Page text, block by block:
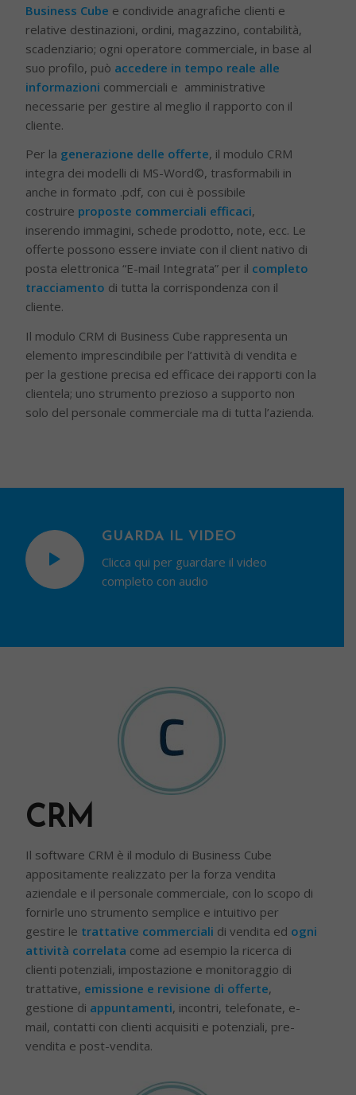
Business Cube e condivide anagrafiche clienti e
relative destinazioni, ordini, magazzino, contabilità,
scadenziario; ogni operatore commerciale, in base al
suo profilo, può accedere in tempo reale alle
informazioni commerciali e amministrative
necessarie per gestire al meglio il rapporto con il
cliente.
Per la generazione delle offerte, il modulo CRM
integra dei modelli di MS-Word©, trasformabili in
anche in formato .pdf, con cui è possibile
costruire proposte commerciali efficaci,
inserendo immagini, schede prodotto, note, ecc. Le
offerte possono essere inviate con il client nativo di
posta elettronica “E-mail Integrata” per il completo
tracciamento di tutta la corrispondenza con il
cliente.
Il modulo CRM di Business Cube rappresenta un
elemento imprescindibile per l’attività di vendita e
per la gestione precisa ed efficace dei rapporti con la
clientela; uno strumento prezioso a supporto non
solo del personale commerciale ma di tutta l’azienda.
GUARDA IL VIDEO
Clicca qui per guardare il video
completo con audio
CRM
Il software CRM è il modulo di Business Cube
appositamente realizzato per la forza vendita
aziendale e il personale commerciale, con lo scopo di
fornirle uno strumento semplice e intuitivo per
gestire le trattative commerciali di vendita ed ogni
attività correlata come ad esempio la ricerca di
clienti potenziali, impostazione e monitoraggio di
trattative, emissione e revisione di offerte,
gestione di appuntamenti, incontri, telefonate, e-
mail, contatti con clienti acquisiti e potenziali, pre-
vendita e post-vendita.